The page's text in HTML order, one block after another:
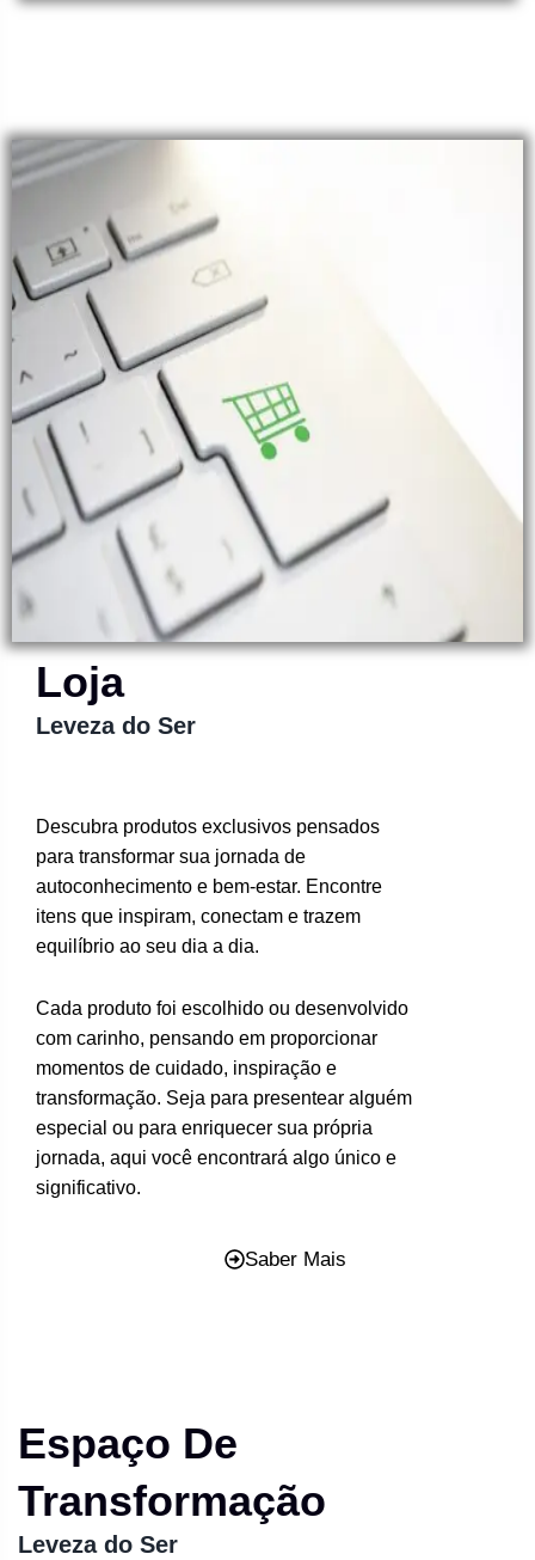
Loja
Leveza do Ser
Descubra produtos exclusivos pensados
para transformar sua jornada de
autoconhecimento e bem-estar. Encontre
itens que inspiram, conectam e trazem
equilíbrio ao seu dia a dia.
Cada produto foi escolhido ou desenvolvido
com carinho, pensando em proporcionar
momentos de cuidado, inspiração e
transformação. Seja para presentear alguém
especial ou para enriquecer sua própria
jornada, aqui você encontrará algo único e
significativo.
Saber Mais
Espaço De
Transformação
Leveza do Ser